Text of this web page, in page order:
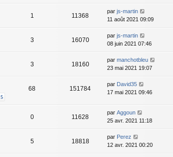
1 11368
par js-martin
11 août 2021 09:09
3 16070
par js-martin
08 juin 2021 07:46
3 18160
par manchotbleu
23 mai 2021 19:07
5
68 151784
par David35
17 mai 2021 09:46
0 11628
par Aggoun
25 avr. 2021 11:18
5 18818
par Perez
12 avr. 2021 00:20